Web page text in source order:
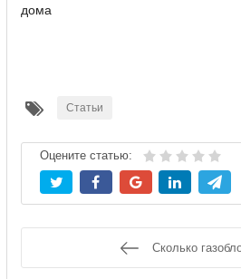
дома
Статьи
Оцените статью:
Сколько